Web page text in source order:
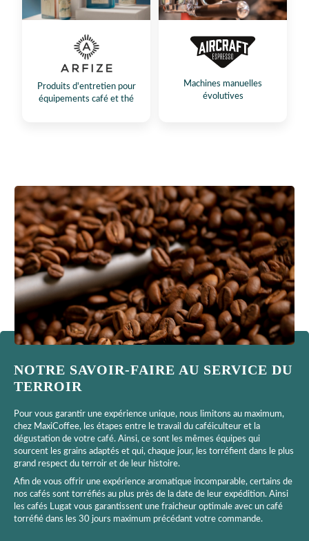
Produits d'entretien pour
équipements café et thé
Machines manuelles
évolutives
NOTRE SAVOIR-FAIRE AU SERVICE DU
TERROIR
Pour vous garantir une expérience unique, nous limitons au maximum,
chez MaxiCoffee, les étapes entre le travail du caféiculteur et la
dégustation de votre café. Ainsi, ce sont les mêmes équipes qui
sourcent les grains adaptés et qui, chaque jour, les torréfient dans le plus
grand respect du terroir et de leur histoire.
Afin de vous offrir une expérience aromatique incomparable, certains de
nos cafés sont torréfiés au plus près de la date de leur expédition. Ainsi
les cafés Lugat vous garantissent une fraicheur optimale avec un café
torréfié dans les 30 jours maximum précédant votre commande.